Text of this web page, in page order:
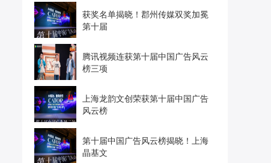
获奖名单揭晓！郡州传媒双奖加冕
第十届
腾讯视频连获第十届中国广告风云
榜三项
上海龙韵文创荣获第十届中国广告
风云榜
第十届中国广告风云榜揭晓！上海
晶基文